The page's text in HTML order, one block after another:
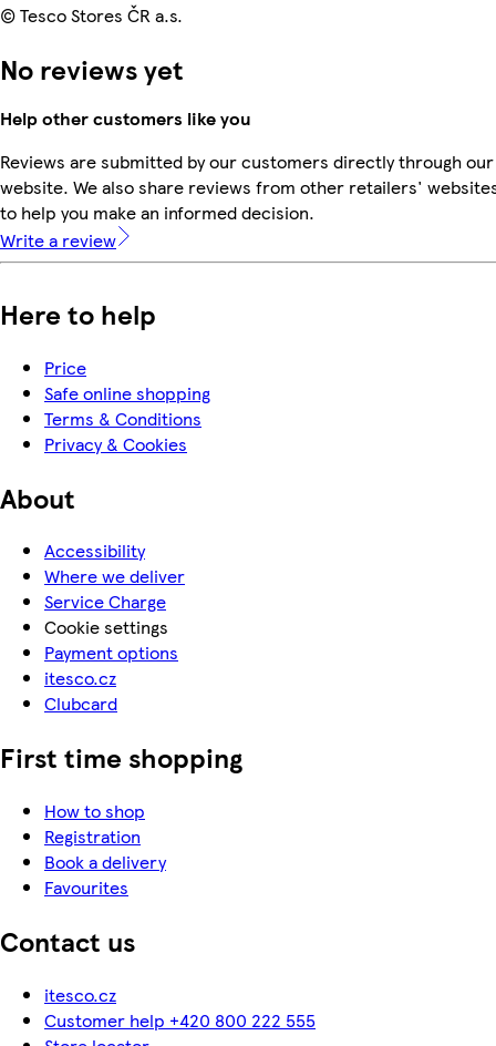
© Tesco Stores ČR a.s.
No reviews yet
Help other customers like you
Reviews are submitted by our customers directly through our
website. We also share reviews from other retailers'
to help you make an informed decision.
Write a review
Here to help
Price
Safe online shopping
Terms & Conditions
Privacy & Cookies
About
Accessibility
Where we deliver
Service Charge
Cookie settings
Payment options
itesco.cz
Clubcard
First time shopping
How to shop
Registration
Book a delivery
Favourites
Contact us
itesco.cz
Customer help +420 800 222 555